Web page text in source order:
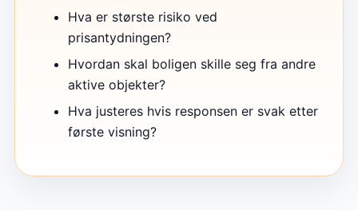
Hva er største risiko ved
prisantydningen?
Hvordan skal boligen skille seg fra andre
aktive objekter?
Hva justeres hvis responsen er svak etter
første visning?